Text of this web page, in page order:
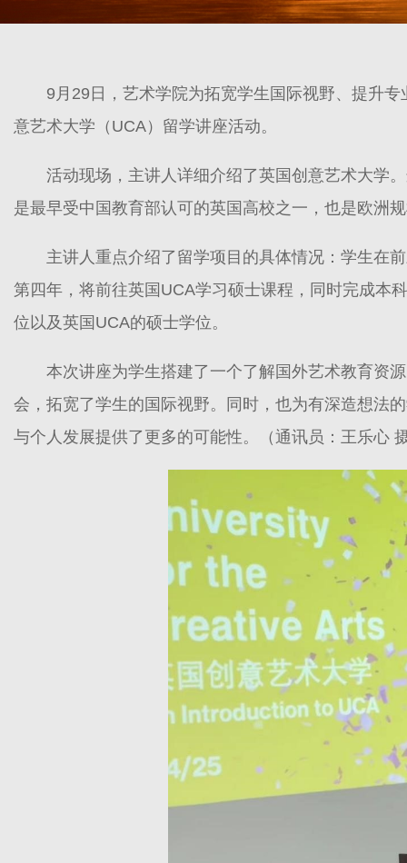
9月29日，艺术学院为拓宽学生国际视野、提升
意艺术大学（UCA）留学讲座活动。
活动现场，主讲人详细介绍了英国创意艺术大学
是最早受中国教育部认可的英国高校之一，也是欧洲
主讲人重点介绍了留学项目的具体情况：学生在
第四年，将前往英国UCA学习硕士课程，同时完成本
位以及英国UCA的硕士学位。
本次讲座为学生搭建了一个了解国外艺术教育资
会，拓宽了学生的国际视野。同时，也为有深造想法
与个人发展提供了更多的可能性。（通讯员：王乐心